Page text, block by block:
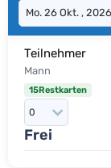
Teilnehmer
Mann
15Restkarten
Frei